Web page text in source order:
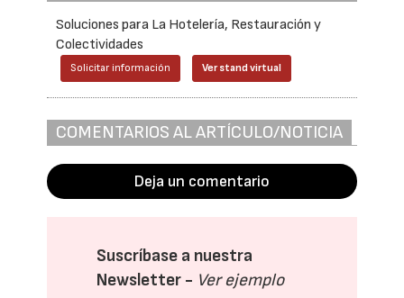
Soluciones para La Hotelería, Restauración y
Colectividades
Solicitar información Ver stand virtual
COMENTARIOS AL ARTÍCULO/NOTICIA
Deja un comentario
Suscríbase a nuestra
Newsletter - Ver ejemplo